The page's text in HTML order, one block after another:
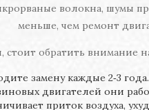
волокна, шумы
меньше, чем ремонт
обратить внимание
замену каждые 2‑3
двигателей они
приток воздуха,